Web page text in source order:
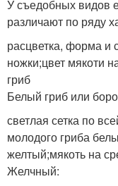
У съедобных видов
различают по ряду
расцветка, форма и
ножки;цвет мякоти
гриб
Белый гриб или
светлая сетка по
молодого гриба
желтый;мякоть на
Желчный: